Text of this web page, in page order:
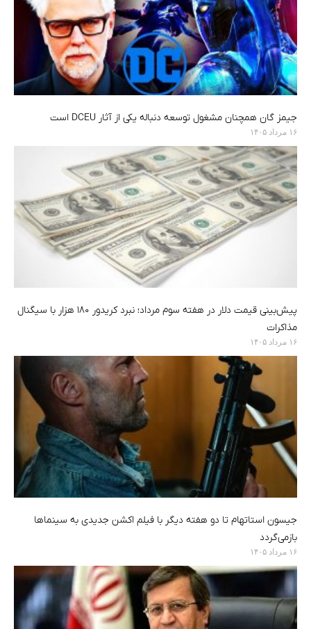
جیمز گان همچنان مشغول توسعه دنباله یکی از آثار DCEU است
۱۶ مرداد ۱۴۰۵
پیش‌بینی قیمت دلار در هفته سوم مرداد؛ نبرد کریدور ۱۸۰ هزار با سیگنال
مذاکرات
۱۶ مرداد ۱۴۰۵
جیسون استاتهام تا دو هفته دیگر با فیلم اکشن جدیدی به سینماها
بازمی‌گردد
۱۶ مرداد ۱۴۰۵